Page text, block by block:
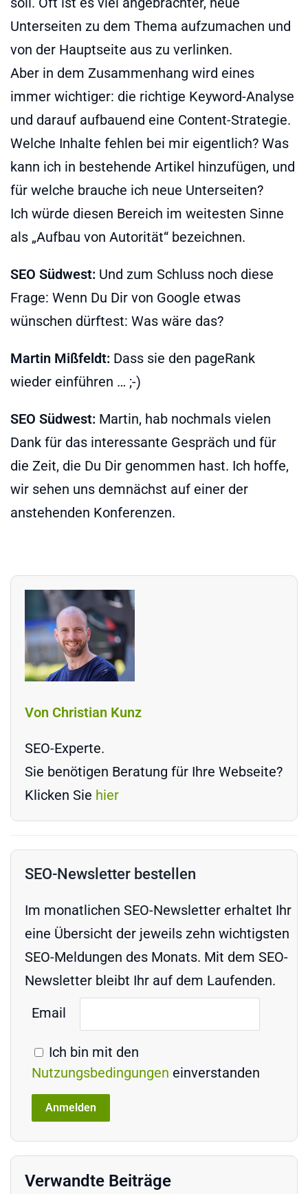
Unterseiten zu dem Thema aufzumachen und
von der Hauptseite aus zu verlinken.
Aber in dem Zusammenhang wird eines
immer wichtiger: die richtige Keyword-Analyse
und darauf aufbauend eine Content-Strategie.
Welche Inhalte fehlen bei mir eigentlich? Was
kann ich in bestehende Artikel hinzufügen, und
für welche brauche ich neue Unterseiten?
Ich würde diesen Bereich im weitesten Sinne
als „Aufbau von Autorität“ bezeichnen.
SEO Südwest: Und zum Schluss noch diese
Frage: Wenn Du Dir von Google etwas
wünschen dürftest: Was wäre das?
Martin Mißfeldt: Dass sie den pageRank
wieder einführen … ;-)
SEO Südwest: Martin, hab nochmals vielen
Dank für das interessante Gespräch und für
die Zeit, die Du Dir genommen hast. Ich hoffe,
wir sehen uns demnächst auf einer der
anstehenden Konferenzen.
Von Christian Kunz
SEO-Experte.
Sie benötigen Beratung für Ihre Webseite?
Klicken Sie hier
SEO-Newsletter bestellen
Im monatlichen SEO-Newsletter erhaltet Ihr
eine Übersicht der jeweils zehn wichtigsten
SEO-Meldungen des Monats. Mit dem SEO-
Newsletter bleibt Ihr auf dem Laufenden.
Email
Ich bin mit den
Nutzungsbedingungen einverstanden
Verwandte Beiträge